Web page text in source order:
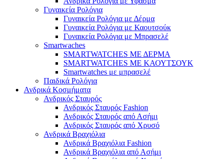
Γυναικεία Ρολόγια
Γυναικεία Ρολόγια με Δέρμα
Γυναικεία Ρολόγια με Καουτσούκ
Γυναικεία Ρολόγια με Μπρασελέ
Smartwaches
SMARTWATCHES ΜΕ ΔΕΡΜΑ
SMARTWATCHES ΜΕ ΚΑΟΥΤΣΟΥΚ
Smartwatches με μπρασελέ
Παιδικά Ρολόγια
Ανδρικά Κοσμήματα
Ανδρικός Σταυρός
Ανδρικός Σταυρός Fashion
Ανδρικός Σταυρός από Ασήμι
Ανδρικός Σταυρός από Χρυσό
Ανδρικά Βραχιόλια
Ανδρικά Βραχιόλια Fashion
Ανδρικά Βραχιόλια από Ασήμι